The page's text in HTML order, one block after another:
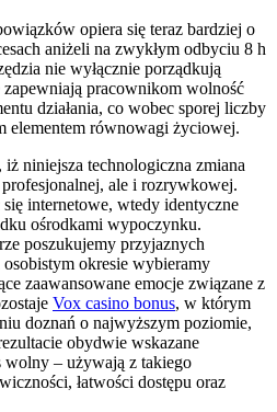
opiera się teraz bardziej o
aniżeli na zwykłym odbyciu 8 h
nie wyłącznie porządkują
zapewniają pracownikom wolność
działania, co wobec sporej liczby
elementem równowagi życiowej.
iż niniejsza technologiczna zmiana
ale i rozrywkowej.
internetowe, wtedy identyczne
ośrodkami wypoczynku.
poszukujemy przyjaznych
okresie wybieramy
zaawansowane emocje związane z
Vox casino bonus, w którym
doznań o najwyższym poziomie,
obydwie wskazane
wolny – używają z takiego
łatwości dostępu oraz